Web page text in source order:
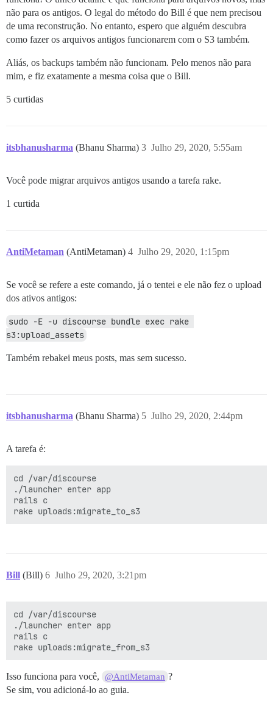
não para os antigos. O legal do método do Bill é que nem precisou
de uma reconstrução. No entanto, espero que alguém descubra
como fazer os arquivos antigos funcionarem com o S3 também.
Aliás, os backups também não funcionam. Pelo menos não para
mim, e fiz exatamente a mesma coisa que o Bill.
5 curtidas
itsbhanusharma (Bhanu Sharma) Julho 29, 2020, 5:55am
3
Você pode migrar arquivos antigos usando a tarefa rake.
1 curtida
AntiMetaman (AntiMetaman) Julho 29, 2020, 1:15pm
4
Se você se refere a este comando, já o tentei e ele não fez o upload
dos ativos antigos:
sudo -E -u discourse bundle exec rake
s3:upload_assets
Também rebakei meus posts, mas sem sucesso.
itsbhanusharma (Bhanu Sharma) Julho 29, 2020, 2:44pm
5
A tarefa é:
cd /var/discourse
./launcher enter app
rails c
Bill (Bill) Julho 29, 2020, 3:21pm
6
cd /var/discourse
./launcher enter app
rails c
Isso funciona para você, @AntiMetaman ?
Se sim, vou adicioná-lo ao guia.